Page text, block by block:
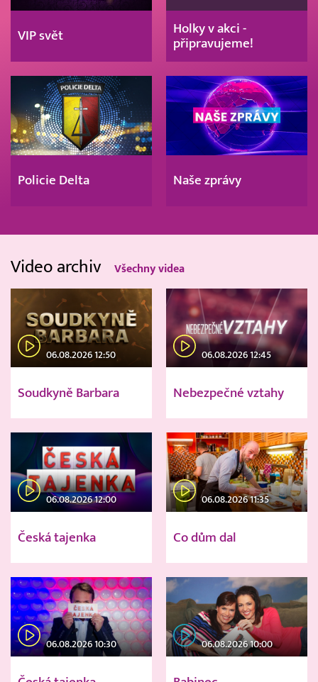
VIP svět
Holky v akci -
připravujeme!
Policie Delta Naše zprávy
Video archiv Všechny videa
06.08.2026 12:50
Soudkyně Barbara
06.08.2026 12:45
Nebezpečné vztahy
06.08.2026 12:00
Česká tajenka
06.08.2026 11:35
Co dům dal
06.08.2026 10:30 06.08.2026 10:00